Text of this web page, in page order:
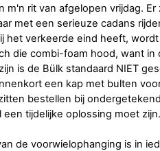
m'n rit van afgelopen vrijdag.
met een serieuze cadans
het verkeerde eind heeft,
die combi-foam hood, want in
is de Bülk standaard NIET
een kap met bulten
bestellen bij
een tijdelijke oplossing moet zijn.
de voorwielophanging is in